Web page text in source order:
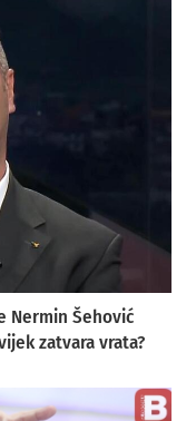
Nermin Šehović
zatvara vrata?